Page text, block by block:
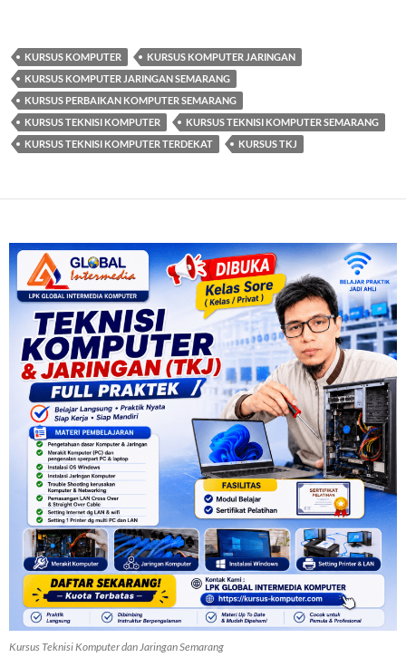
KURSUS KOMPUTER
KURSUS KOMPUTER JARINGAN
KURSUS KOMPUTER JARINGAN SEMARANG
KURSUS PERBAIKAN KOMPUTER SEMARANG
KURSUS TEKNISI KOMPUTER
KURSUS TEKNISI KOMPUTER SEMARANG
KURSUS TEKNISI KOMPUTER TERDEKAT
KURSUS TKJ
Kursus Teknisi Komputer dan Jaringan Semarang